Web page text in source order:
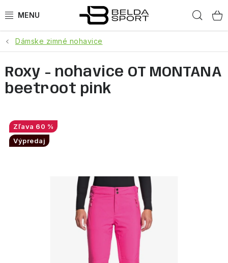
na
ŠPORTY
BEH
GOLDBERGH
OBLEČENIE
Dámske zimné nohavice
Roxy - nohavice OT MONTANA
beetroot pink
60 %
Výpredaj